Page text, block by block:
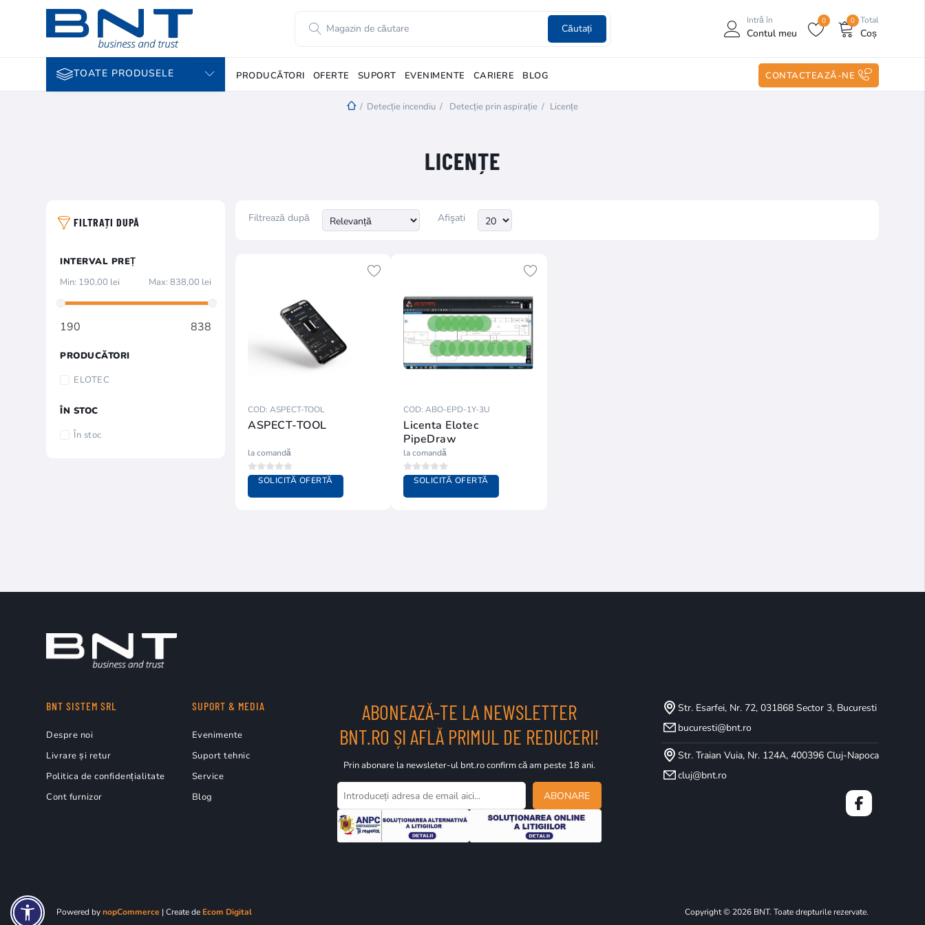
Căutați
Intră în
Contul meu
0 Total
Coș
0
TOATE PRODUSELE PRODUCĂTORI OFERTE SUPORT EVENIMENTE CARIERE BLOG CONTACTEAZĂ-NE
/ Detecție incendiu / Detecție prin aspirație / Licențe
LICENȚE
FILTRAȚI DUPĂ
INTERVAL PREȚ
Min: 190,00 lei Max: 838,00 lei
190 838
PRODUCĂTORI
ELOTEC
ÎN STOC
În stoc
Filtrează după Afişati
COD: ASPECT-TOOL
ASPECT-TOOL
la comandă
SOLICITĂ OFERTĂ
COD: ABO-EPD-1Y-3U
Licenta Elotec
PipeDraw
la comandă
SOLICITĂ OFERTĂ
BNT SISTEM SRL
Despre noi
Livrare și retur
Politica de confidențialitate
Cont furnizor
SUPORT & MEDIA
Evenimente
Suport tehnic
Service
Blog
ABONEAZĂ-TE LA NEWSLETTER
BNT.RO ȘI AFLĂ PRIMUL DE REDUCERI!
Prin abonare la newsleter-ul bnt.ro confirm că am peste 18 ani.
ABONARE
Str. Esarfei, Nr. 72, 031868 Sector 3, Bucuresti
bucuresti@bnt.ro
Str. Traian Vuia, Nr. 124A, 400396 Cluj-Napoca
cluj@bnt.ro
Copyright © 2026 BNT. Toate drepturile rezervate.
Powered bynopCommerce | Create de Ecom Digital